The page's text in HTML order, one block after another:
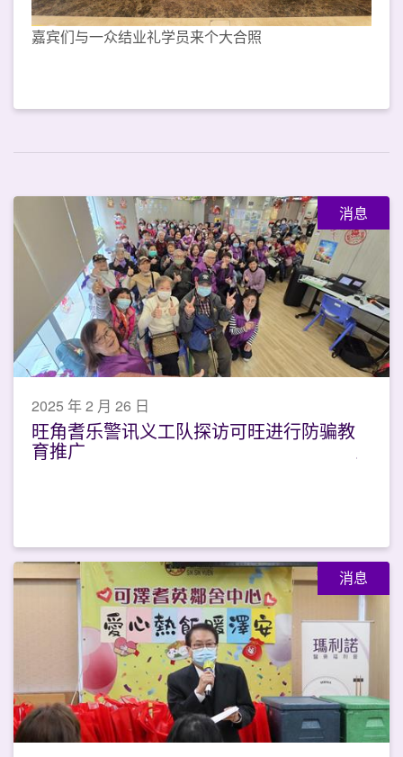
嘉宾们与一众结业礼学员来个大合照
消息
2025 年 2 月 26 日
旺角耆乐警讯义工队探访可旺进行防骗教
育推广
消息